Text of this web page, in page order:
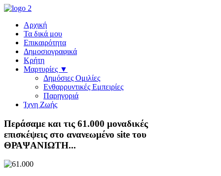
Αρχική
Τα δικά μου
Επικαιρότητα
Δημοσιογραφικά
Κρήτη
Μαρτυρίες ▼
Δημόσιες Ομιλίες
Ενθαρρυντικές Εμπειρίες
Παρηγοριά
Ίχνη Ζωής
Περάσαμε και τις 61.000 μοναδικές
επισκέψεις στο ανανεωμένο site του
ΘΡΑΨΑΝΙΩΤΗ...